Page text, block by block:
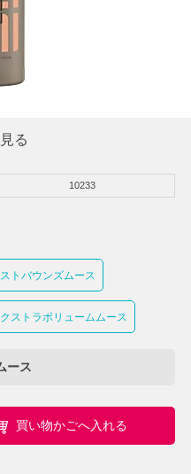
る
10233
トバウンズムース
ストラボリュームムース
ース
買い物かごへ入れる